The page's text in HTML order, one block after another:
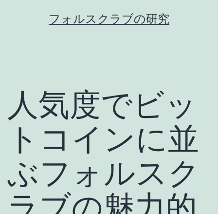
フォルスクラブの研究
人気度でビッ
トコインに並
ぶフォルスク
ラブの魅力的